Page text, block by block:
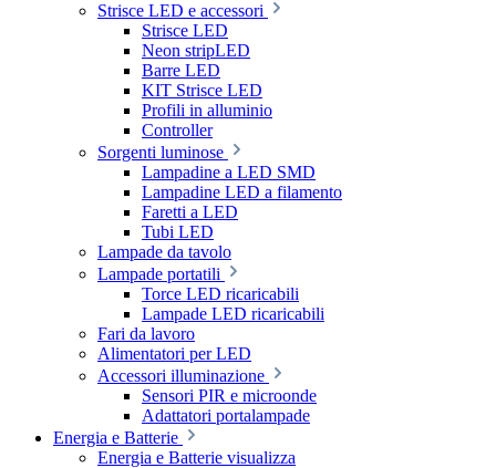
Strisce LED e accessori
Strisce LED
Neon stripLED
Barre LED
KIT Strisce LED
Profili in alluminio
Controller
Sorgenti luminose
Lampadine a LED SMD
Lampadine LED a filamento
Faretti a LED
Tubi LED
Lampade da tavolo
Lampade portatili
Torce LED ricaricabili
Lampade LED ricaricabili
Fari da lavoro
Alimentatori per LED
Accessori illuminazione
Sensori PIR e microonde
Adattatori portalampade
Energia e Batterie
Energia e Batterie visualizza